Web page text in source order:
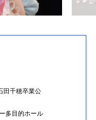
田千穂卒業公
多目的ホール